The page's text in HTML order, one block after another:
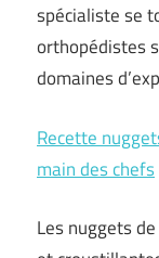
spécialiste se
orthopédistes
domaines
Recette
main des chefs
Les nuggets